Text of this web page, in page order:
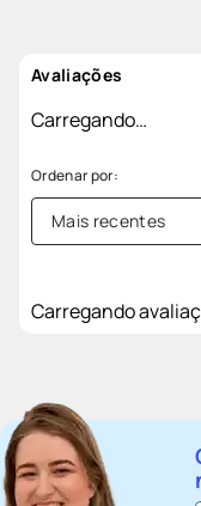
Avaliações
Carregando…
Mais recentes
Carregando